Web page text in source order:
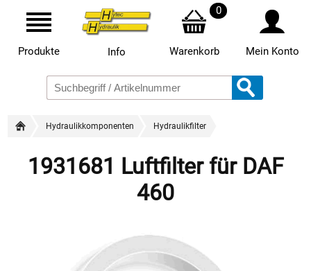
Produkte Info
0
Warenkorb Mein Konto
Hydraulikkomponenten Hydraulikfilter
1931681 Luftfilter für DAF
460